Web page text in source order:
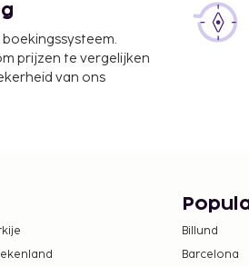
prijzen te vergelijken
van ons
Billund
Barcelona